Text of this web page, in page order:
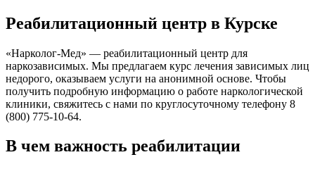
Реабилитационный центр в Курске
«Нарколог-Мед» — реабилитационный центр для
наркозависимых. Мы предлагаем курс лечения зависимых лиц
недорого, оказываем услуги на анонимной основе. Чтобы
получить подробную информацию о работе наркологической
клиники, свяжитесь с нами по круглосуточному телефону 8
(800) 775-10-64.
В чем важность реабилитации